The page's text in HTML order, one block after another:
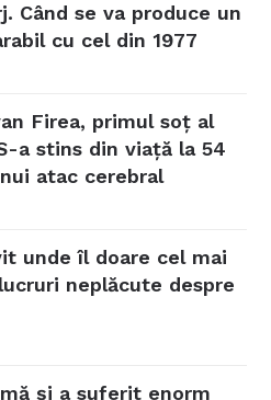
Când se va produce un
cu cel din 1977
Firea, primul soț al
a stins din viață la 54
atac cerebral
unde îl doare cel mai
neplăcute despre
și a suferit enorm